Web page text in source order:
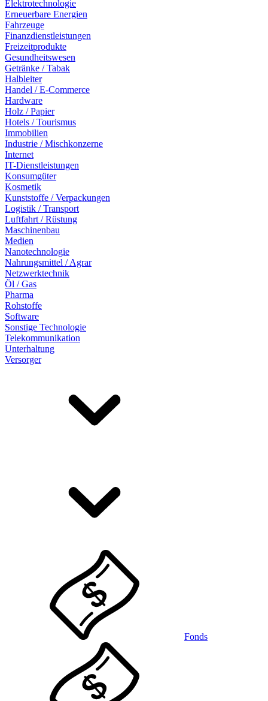
Elektrotechnologie
Erneuerbare Energien
Fahrzeuge
Finanzdienstleistungen
Freizeitprodukte
Gesundheitswesen
Getränke / Tabak
Halbleiter
Handel / E-Commerce
Hardware
Holz / Papier
Hotels / Tourismus
Immobilien
Industrie / Mischkonzerne
Internet
IT-Dienstleistungen
Konsumgüter
Kosmetik
Kunststoffe / Verpackungen
Logistik / Transport
Luftfahrt / Rüstung
Maschinenbau
Medien
Nanotechnologie
Nahrungsmittel / Agrar
Netzwerktechnik
Öl / Gas
Pharma
Rohstoffe
Software
Sonstige Technologie
Telekommunikation
Unterhaltung
Versorger
Fonds